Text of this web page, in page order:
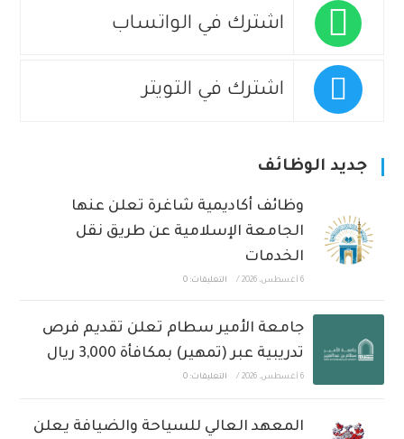
اشترك في الواتساب
اشترك في التويتر
جديد الوظائف
وظائف أكاديمية شاغرة تعلن عنها
الجامعة الإسلامية عن طريق نقل
الخدمات
6 أغسطس، 2026 / التعليقات: 0
جامعة الأمير سطام تعلن تقديم فرص
تدريبية عبر (تمهير) بمكافأة 3,000 ريال
6 أغسطس، 2026 / التعليقات: 0
المعهد العالي للسياحة والضيافة يعلن